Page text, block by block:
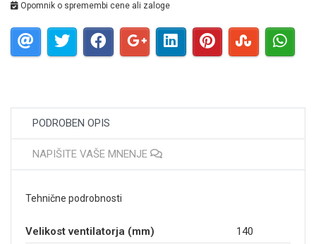
Opomnik o spremembi cene ali zaloge
PODROBEN OPIS
NAPIŠITE VAŠE MNENJE
Tehnične podrobnosti
Velikost ventilatorja (mm) 140